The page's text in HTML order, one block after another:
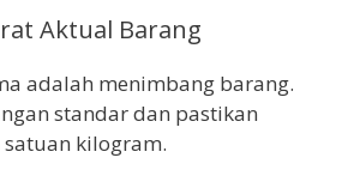
Aktual Barang
adalah menimbang barang.
standar dan pastikan
kilogram.